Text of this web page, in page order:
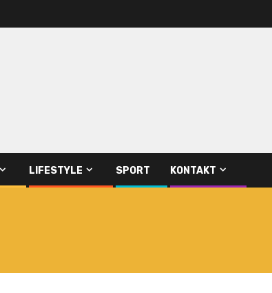
LIFESTYLE SPORT KONTAKT